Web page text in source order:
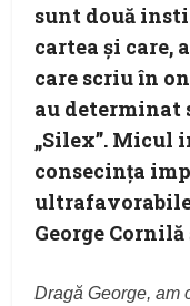
sunt două
cartea şi care,
care scriu în
au determinat
„Silex”. Micul
consecinţa
George
Dragă George, am